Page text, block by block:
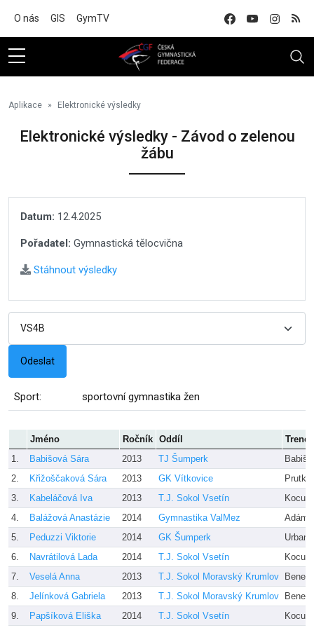
O nás GIS GymTV
Aplikace Elektronické výsledky
Elektronické výsledky - Závod o zelenou
žábu
Datum: 12.4.2025
Pořadatel: Gymnastická tělocvična
Stáhnout výsledky
Sport: sportovní gymnastika žen
Jméno Ročník Oddíl
Trenér
1.
Babišová Sára 2013 TJ Šumperk
Babiš,
2.
Křižoščaková Sára 2013 GK Vítkovice
3.
Kabeláčová Iva 2013 T.J. Sokol Vsetín
4.
Balážová Anastázie 2014 Gymnastika ValMez
5.
Peduzzi Viktorie 2014 GK Šumperk
6.
Navrátilová Lada 2014 T.J. Sokol Vsetín
7.
Veselá Anna 2013 T.J. Sokol Moravský Krumlov
8.
Jelínková Gabriela 2013 T.J. Sokol Moravský Krumlov
9.
Papšíková Eliška 2014 T.J. Sokol Vsetín